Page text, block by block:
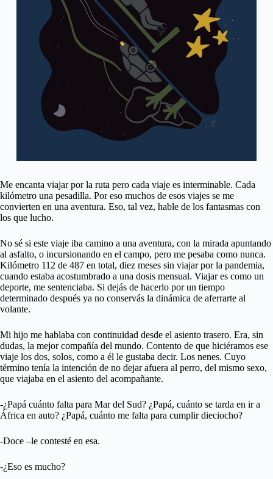
Me encanta viajar por la ruta pero cada viaje es interminable. Cada
kilómetro una pesadilla. Por eso muchos de esos viajes se me
convierten en una aventura. Eso, tal vez, hable de los fantasmas con
los que lucho.
No sé si este viaje iba camino a una aventura, con la mirada apuntando
al asfalto, o incursionando en el campo, pero me pesaba como nunca.
Kilómetro 112 de 487 en total, diez meses sin viajar por la pandemia,
cuando estaba acostumbrado a una dosis mensual. Viajar es como un
deporte, me sentenciaba. Si dejás de hacerlo por un tiempo
determinado después ya no conservás la dinámica de aferrarte al
volante.
Mi hijo me hablaba con continuidad desde el asiento trasero. Era, sin
dudas, la mejor compañía del mundo. Contento de que hiciéramos ese
viaje los dos, solos, como a él le gustaba decir. Los nenes. Cuyo
término tenía la intención de no dejar afuera al perro, del mismo sexo,
que viajaba en el asiento del acompañante.
-¿Papá cuánto falta para Mar del Sud? ¿Papá, cuánto se tarda en ir a
África en auto? ¿Papá, cuánto me falta para cumplir dieciocho?
-Doce –le contesté en esa.
-¿Eso es mucho?